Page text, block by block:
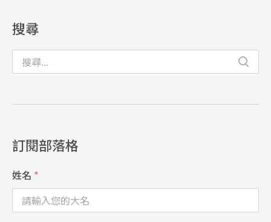
搜尋
訂閱部落格
姓名 *